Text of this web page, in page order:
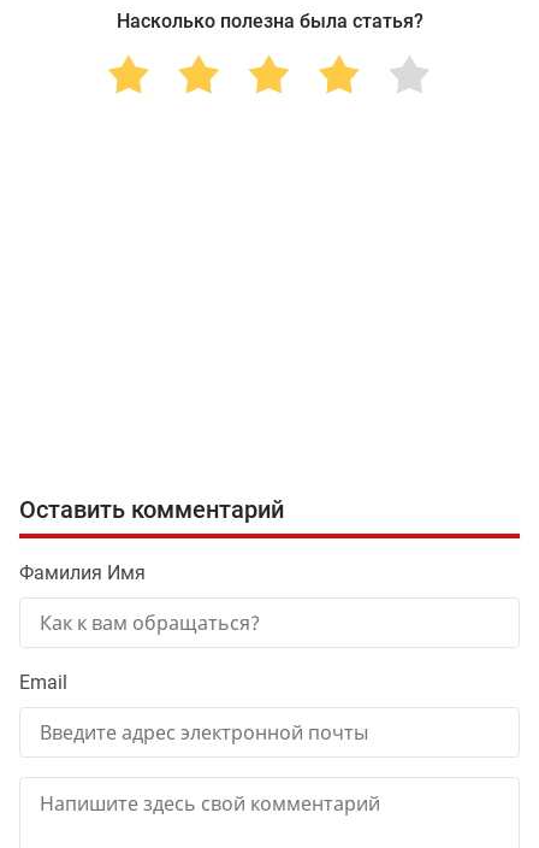
Насколько полезна была статья?
Оставить комментарий
Фамилия Имя
Email